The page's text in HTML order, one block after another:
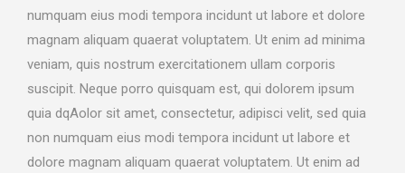
numquam eius modi tempora incidunt ut labore et dolore
magnam aliquam quaerat voluptatem. Ut enim ad minima
veniam, quis nostrum exercitationem ullam corporis
suscipit. Neque porro quisquam est, qui dolorem ipsum
quia dqAolor sit amet, consectetur, adipisci velit, sed quia
non numquam eius modi tempora incidunt ut labore et
dolore magnam aliquam quaerat voluptatem. Ut enim ad